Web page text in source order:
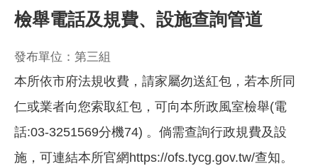
檢舉電話及規費、設施查詢管道
發布單位：第三組
本所依市府法規收費，請家屬勿送紅包，若本所同
仁或業者向您索取紅包，可向本所政風室檢舉(電
話:03-3251569分機74) 。倘需查詢行政規費及設
施，可連結本所官網https://ofs.tycg.gov.tw/查知。